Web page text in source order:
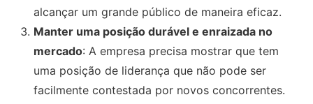
alcançar um grande público de maneira eficaz.
Manter uma posição durável e enraizada no
mercado: A empresa precisa mostrar que tem
uma posição de liderança que não pode ser
facilmente contestada por novos concorrentes.